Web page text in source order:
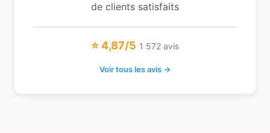
de clients satisfaits
⭐ 4,87/5 1 572 avis
Voir tous les avis →